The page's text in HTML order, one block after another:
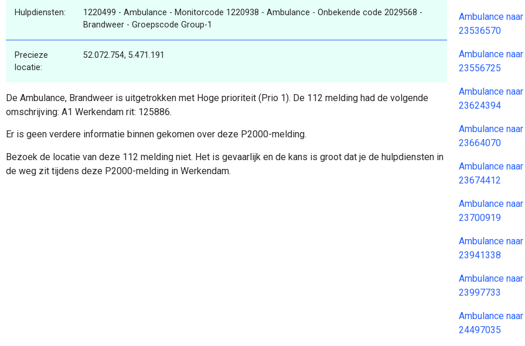
Hulpdiensten:
1220499 - Ambulance - Monitorcode 1220938 - Ambulance - Onbekende code 2029568 -
Brandweer - Groepscode Group-1
Precieze
locatie:
52.072.754, 5.471.191
De Ambulance, Brandweer is uitgetrokken met Hoge prioriteit (Prio 1). De 112 melding had de volgende
omschrijving: A1 Werkendam rit: 125886.
Er is geen verdere informatie binnen gekomen over deze P2000-melding.
Bezoek de locatie van deze 112 melding niet. Het is gevaarlijk en de kans is groot dat je de hulpdiensten in
de weg zit tijdens deze P2000-melding in Werkendam.
Ambulance
23536570
Ambulance
23556725
Ambulance
23624394
Ambulance
23664070
Ambulance
23674412
Ambulance
23700919
Ambulance
23941338
Ambulance
23997733
Ambulance
24497035